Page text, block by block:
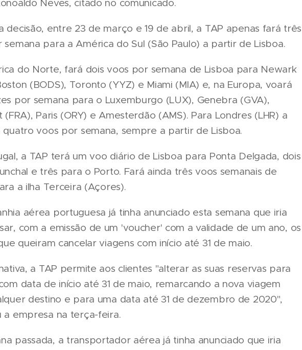
Neves, citado no comunicado.
decisão, entre 23 de março e 19 de abril, a TAP apenas fará três
para a América do Sul (São Paulo) a partir de Lisboa.
do Norte, fará dois voos por semana de Lisboa para Newark
(BODS), Toronto (YYZ) e Miami (MIA) e, na Europa, voará
por semana para o Luxemburgo (LUX), Genebra (GVA),
(FRA), Paris (ORY) e Amesterdão (AMS). Para Londres (LHR) a
quatro voos por semana, sempre a partir de Lisboa.
a TAP terá um voo diário de Lisboa para Ponta Delgada, dois
e três para o Porto. Fará ainda três voos semanais de
a ilha Terceira (Açores).
aérea portuguesa já tinha anunciado esta semana que iria
com a emissão de um 'voucher' com a validade de um ano, os
queiram cancelar viagens com início até 31 de maio.
a TAP permite aos clientes "alterar as suas reservas para
data de início até 31 de maio, remarcando a nova viagem
destino e para uma data até 31 de dezembro de 2020",
a empresa na terça-feira.
passada, a transportador aérea já tinha anunciado que iria